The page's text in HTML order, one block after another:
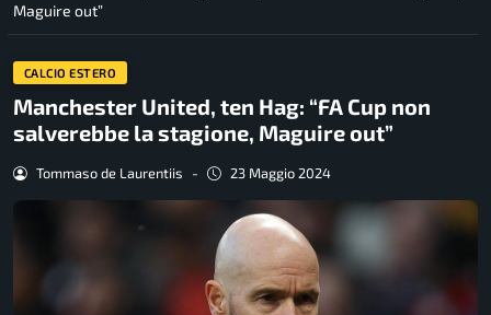
Maguire out”
CALCIO ESTERO
Manchester United, ten Hag: “FA Cup non
salverebbe la stagione, Maguire out”
Tommaso de Laurentiis - 23 Maggio 2024